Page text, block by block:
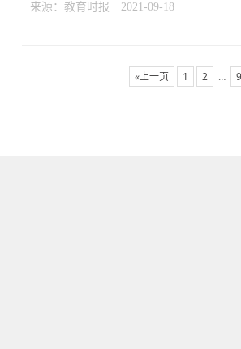
来源：教育时报 2021-09-18
«上一页 1 2 …